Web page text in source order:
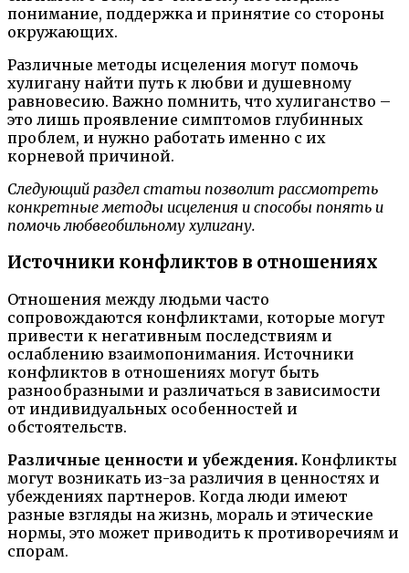
понимание, поддержка и принятие со стороны
окружающих.
Различные методы исцеления могут помочь
хулигану найти путь к любви и душевному
равновесию. Важно помнить, что хулиганство –
это лишь проявление симптомов глубинных
проблем, и нужно работать именно с их
корневой причиной.
Следующий раздел статьи позволит рассмотреть
конкретные методы исцеления и способы понять и
помочь любвеобильному хулигану.
Источники конфликтов в отношениях
Отношения между людьми часто
сопровождаются конфликтами, которые могут
привести к негативным последствиям и
ослаблению взаимопонимания. Источники
конфликтов в отношениях могут быть
разнообразными и различаться в зависимости
от индивидуальных особенностей и
обстоятельств.
Различные ценности и убеждения. Конфликты
могут возникать из-за различия в ценностях и
убеждениях партнеров. Когда люди имеют
разные взгляды на жизнь, мораль и этические
нормы, это может приводить к противоречиям и
спорам.